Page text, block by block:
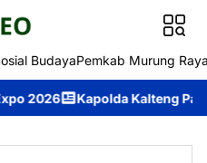
BudayaPemkab Murung
Kalteng Paparkan